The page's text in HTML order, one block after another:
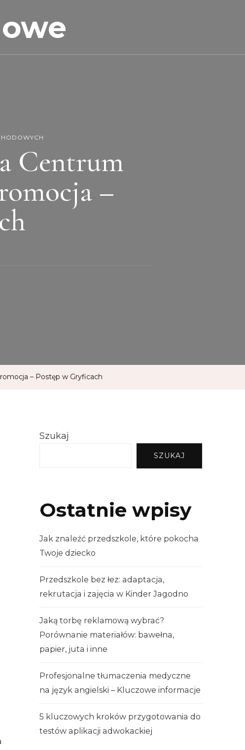
Centrum
–
– Postęp w Gryficach
Szukaj
SZUKAJ
Ostatnie wpisy
Jak znaleźć przedszkole, które pokocha
Twoje dziecko
Przedszkole bez łez: adaptacja,
rekrutacja i zajęcia w Kinder Jagodno
Jaką torbę reklamową wybrać?
Porównanie materiałów: bawełna,
papier, juta i inne
Profesjonalne tłumaczenia medyczne
na język angielski – Kluczowe informacje
5 kluczowych kroków przygotowania do
testów aplikacji adwokackiej